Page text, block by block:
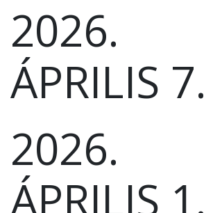
A
KÉPVISELŐ-
TESTÜLET
A
TÁJÉKOZTATÓK
ÁTLÁTHATÓSÁG
2026.
ÁPRILIS 7.
2026.
ÁPRILIS 1.